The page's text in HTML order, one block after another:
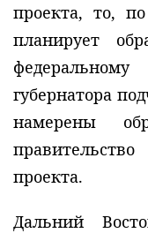
проекта, то,
планирует
губернатора
намерены
проекта.
Дальний